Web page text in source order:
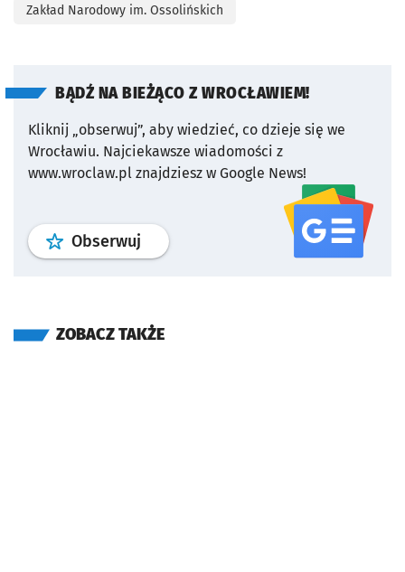
Zakład Narodowy im. Ossolińskich
BĄDŹ NA BIEŻĄCO Z WROCŁAWIEM!
Kliknij „obserwuj”, aby wiedzieć, co dzieje się we
Wrocławiu. Najciekawsze wiadomości z
www.wroclaw.pl znajdziesz w Google News!
Obserwuj profil serwisu
ZOBACZ TAKŻE